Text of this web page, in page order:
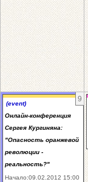
9
(event)
Онлайн-конференция
Сергея Кургиняна:
"Опасность оранжевой
революции -
реальность?"
Начало:09.02.2012 15:00